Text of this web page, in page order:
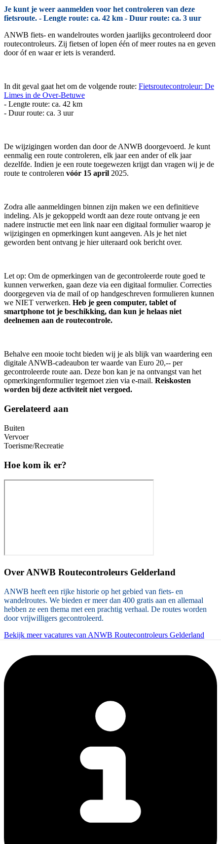
Je kunt je weer aanmelden voor het controleren van deze
fietsroute. - Lengte route: ca. 42 km - Duur route: ca. 3 uur
ANWB fiets- en wandelroutes worden jaarlijks gecontroleerd door
routecontroleurs. Zij fietsen of lopen één of meer routes na en geven
door óf en waar er iets is veranderd.
In dit geval gaat het om de volgende route: Fietsroutecontroleur: De
Limes in de Over-Betuwe
- Lengte route: ca. 42 km
- Duur route: ca. 3 uur
De wijzigingen worden dan door de ANWB doorgevoerd. Je kunt
eenmalig een route controleren, elk jaar een ander of elk jaar
dezelfde. Indien je een route toegewezen krijgt dan vragen wij je de
route te controleren vóór 15 april 2025.
Zodra alle aanmeldingen binnen zijn maken we een definitieve
indeling. Als je gekoppeld wordt aan deze route ontvang je een
nadere instructie met een link naar een digitaal formulier waarop je
wijzigingen en opmerkingen kunt aangeven. Als je het niet
geworden bent ontvang je hier uiteraard ook bericht over.
Let op: Om de opmerkingen van de gecontroleerde route goed te
kunnen verwerken, gaan deze via een digitaal formulier. Correcties
doorgegeven via de mail of op handgeschreven formulieren kunnen
we NIET verwerken. Heb je geen computer, tablet of
smartphone tot je beschikking, dan kun je helaas niet
deelnemen aan de routecontrole.
Behalve een mooie tocht bieden wij je als blijk van waardering een
digitale ANWB-cadeaubon ter waarde van Euro 20,-- per
gecontroleerde route aan. Deze bon kan je na ontvangst van het
opmerkingenformulier tegemoet zien via e-mail. Reiskosten
worden bij deze activiteit niet vergoed.
Gerelateerd aan
Buiten
Vervoer
Toerisme/Recreatie
Hoe kom ik er?
Over ANWB Routecontroleurs Gelderland
ANWB heeft een rijke historie op het gebied van fiets- en
wandelroutes. We bieden er meer dan 400 gratis aan en allemaal
hebben ze een thema met een prachtig verhaal. De routes worden
door vrijwilligers gecontroleerd.
Bekijk meer vacatures van ANWB Routecontroleurs Gelderland